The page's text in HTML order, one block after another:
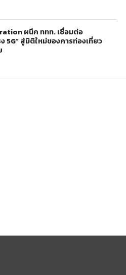
ผนึก ททท. เชื่อมต่อ
สู่มิติใหม่ของการท่องเที่ยว